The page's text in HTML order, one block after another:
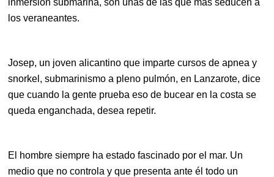
inmersión submarina, son unas de las que más seducen a
los veraneantes.
Josep, un joven alicantino que imparte cursos de apnea y
snorkel, submarinismo a pleno pulmón, en Lanzarote, dice
que cuando la gente prueba eso de bucear en la costa se
queda enganchada, desea repetir.
El hombre siempre ha estado fascinado por el mar. Un
medio que no controla y que presenta ante él todo un